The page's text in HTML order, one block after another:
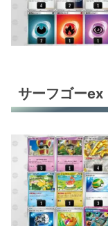
サーフゴーex